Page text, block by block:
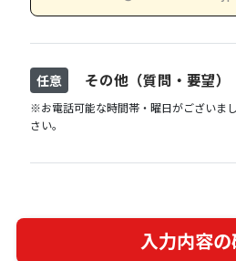
任意 その他（質問・要望）
※お電話可能な時間帯・曜日がございま
さい。
入力内容